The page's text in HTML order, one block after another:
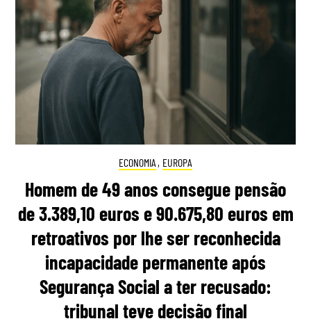
ECONOMIA , EUROPA
Homem de 49 anos consegue pensão
de 3.389,10 euros e 90.675,80 euros em
retroativos por lhe ser reconhecida
incapacidade permanente após
Segurança Social a ter recusado:
tribunal teve decisão final